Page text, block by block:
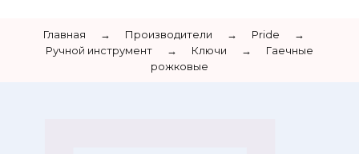
Главная → Производители → Pride
→
Ручной инструмент
→ Ключи →
Гаечные
рожковые